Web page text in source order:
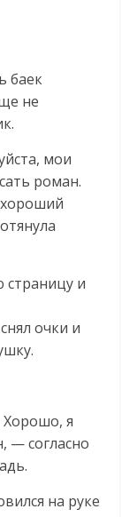
баек
не
мои
роман.
хороший
и
очки и
я
— согласно
на руке